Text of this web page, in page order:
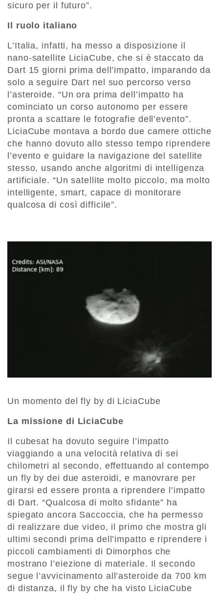
sicuro per il futuro”.
Il ruolo italiano
L’Italia, infatti, ha messo a disposizione il
nano-satellite LiciaCube, che si è staccato da
Dart 15 giorni prima dell’impatto, imparando da
solo a seguire Dart nel suo percorso verso
l’asteroide. “Un ora prima dell’impatto ha
cominciato un corso autonomo per essere
pronta a scattare le fotografie dell’evento”.
LiciaCube montava a bordo due camere ottiche
che hanno dovuto allo stesso tempo riprendere
l’evento e guidare la navigazione del satellite
stesso, usando anche algoritmi di intelligenza
artificiale. “Un satellite molto piccolo, ma molto
intelligente, smart, capace di monitorare
qualcosa di così difficile”.
Un momento del fly by di LiciaCube
La missione di LiciaCube
Il cubesat ha dovuto seguire l’impatto
viaggiando a una velocità relativa di sei
chilometri al secondo, effettuando al contempo
un fly by dei due asteroidi, e manovrare per
girarsi ed essere pronta a riprendere l’impatto
di Dart. “Qualcosa di molto sfidante” ha
spiegato ancora Saccoccia, che ha permesso
di realizzare due video, il primo che mostra gli
ultimi secondi prima dell’impatto e riprendere i
piccoli cambiamenti di Dimorphos che
mostrano l’eiezione di materiale. Il secondo
segue l’avvicinamento all’asteroide da 700 km
di distanza, il fly by che ha visto LiciaCube